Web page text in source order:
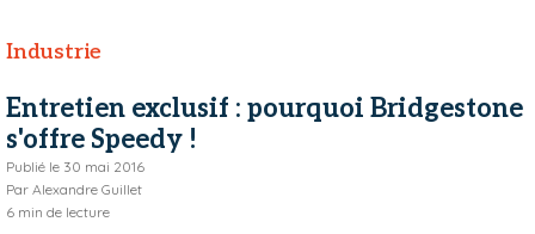
Industrie
Entretien exclusif : pourquoi Bridgestone
s'offre Speedy !
Publié le 30 mai 2016
Par Alexandre Guillet
6 min de lecture